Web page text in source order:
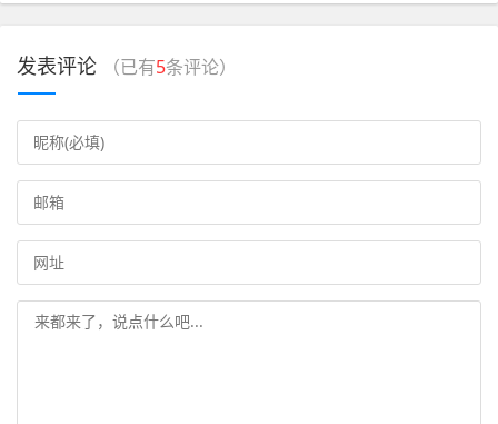
发表评论 （已有5条评论）